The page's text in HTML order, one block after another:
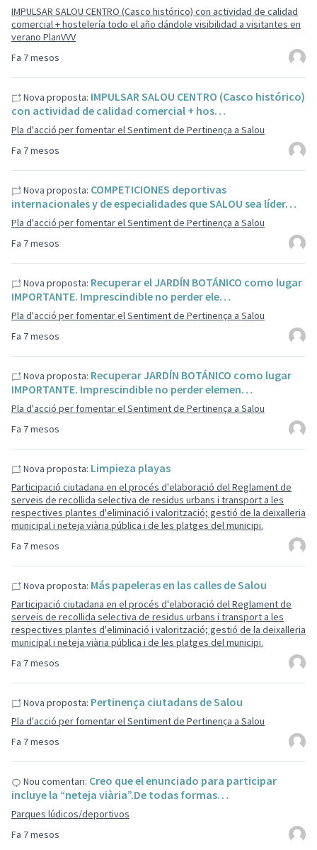
Fa 7 mesos
IMPULSAR SALOU CENTRO (Casco histórico) con actividad de calidad
comercial + hostelería todo el año dándole visibilidad a visitantes en
verano PlanVVV
Fa 7 mesos
Nova proposta: IMPULSAR SALOU CENTRO (Casco histórico)
con actividad de calidad comercial + hos…
Pla d'acció per fomentar el Sentiment de Pertinença a Salou
Fa 7 mesos
Nova proposta: COMPETICIONES deportivas
internacionales y de especialidades que SALOU sea líder…
Pla d'acció per fomentar el Sentiment de Pertinença a Salou
Fa 7 mesos
Nova proposta: Recuperar el JARDÍN BOTÁNICO como lugar
IMPORTANTE. Imprescindible no perder ele…
Pla d'acció per fomentar el Sentiment de Pertinença a Salou
Fa 7 mesos
Nova proposta: Recuperar JARDÍN BOTÁNICO como lugar
IMPORTANTE. Imprescindible no perder elemen…
Pla d'acció per fomentar el Sentiment de Pertinença a Salou
Fa 7 mesos
Nova proposta: Limpieza playas
Participació ciutadana en el procés d'elaboració del Reglament de
serveis de recollida selectiva de residus urbans i transport a les
respectives plantes d'eliminació i valorització; gestió de la deixalleria
municipal i neteja viària pública i de les platges del municipi.
Fa 7 mesos
Nova proposta: Más papeleras en las calles de Salou
Participació ciutadana en el procés d'elaboració del Reglament de
serveis de recollida selectiva de residus urbans i transport a les
respectives plantes d'eliminació i valorització; gestió de la deixalleria
municipal i neteja viària pública i de les platges del municipi.
Fa 7 mesos
Nova proposta: Pertinença ciutadans de Salou
Pla d'acció per fomentar el Sentiment de Pertinença a Salou
Fa 7 mesos
Nou comentari: Creo que el enunciado para participar
incluye la “neteja viària”.De todas formas…
Parques lúdicos/deportivos